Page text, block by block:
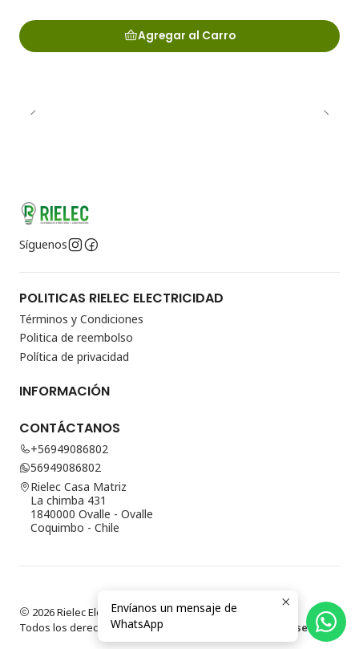
Agregar al Carro
Síguenos
POLITICAS RIELEC ELECTRICIDAD
Términos y Condiciones
Politica de reembolso
Política de privacidad
INFORMACIÓN
CONTÁCTANOS
+56949086802
56949086802
Rielec Casa Matriz
La chimba 431
1840000 Ovalle - Ovalle
Coquimbo - Chile
2026 Rielec Electricidad.
Todos los derechos reservados.
Desarrollado por Jumpseller.
Envíanos un mensaje de
WhatsApp